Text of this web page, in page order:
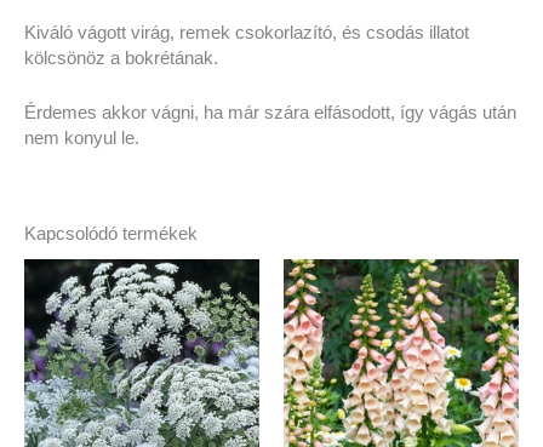
Kiváló vágott virág, remek csokorlazító, és csodás illatot
kölcsönöz a bokrétának.
Érdemes akkor vágni, ha már szára elfásodott, így vágás után
nem konyul le.
Kapcsolódó termékek